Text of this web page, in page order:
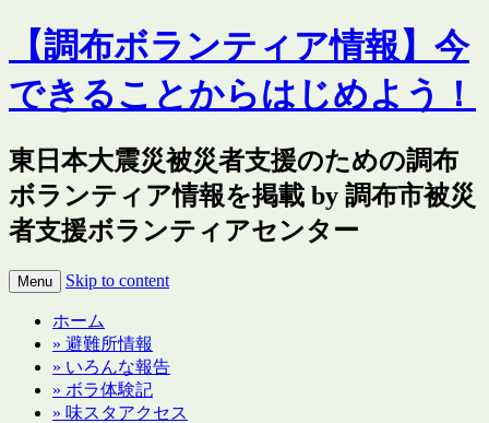
【調布ボランティア情報】今
できることからはじめよう！
東日本大震災被災者支援のための調布
ボランティア情報を掲載 by 調布市被災
者支援ボランティアセンター
Menu Skip to content
ホーム
» 避難所情報
» いろんな報告
» ボラ体験記
» 味スタアクセス